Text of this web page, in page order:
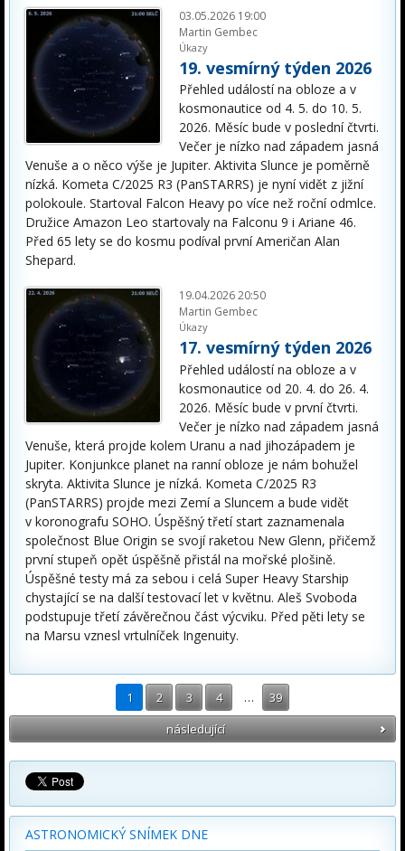
03.05.2026 19:00
Martin Gembec
Úkazy
19. vesmírný týden 2026
Přehled událostí na obloze a v
kosmonautice od 4. 5. do 10. 5.
2026. Měsíc bude v poslední čtvrti.
Večer je nízko nad západem jasná
Venuše a o něco výše je Jupiter. Aktivita Slunce je poměrně
nízká. Kometa C/2025 R3 (PanSTARRS) je nyní vidět z jižní
polokoule. Startoval Falcon Heavy po více než roční odmlce.
Družice Amazon Leo startovaly na Falconu 9 i Ariane 46.
Před 65 lety se do kosmu podíval první Američan Alan
Shepard.
19.04.2026 20:50
Martin Gembec
Úkazy
17. vesmírný týden 2026
Přehled událostí na obloze a v
kosmonautice od 20. 4. do 26. 4.
2026. Měsíc bude v první čtvrti.
Večer je nízko nad západem jasná
Venuše, která projde kolem Uranu a nad jihozápadem je
Jupiter. Konjunkce planet na ranní obloze je nám bohužel
skryta. Aktivita Slunce je nízká. Kometa C/2025 R3
(PanSTARRS) projde mezi Zemí a Sluncem a bude vidět
v koronografu SOHO. Úspěšný třetí start zaznamenala
společnost Blue Origin se svojí raketou New Glenn, přičemž
první stupeň opět úspěšně přistál na mořské plošině.
Úspěšné testy má za sebou i celá Super Heavy Starship
chystající se na další testovací let v květnu. Aleš Svoboda
podstupuje třetí závěrečnou část výcviku. Před pěti lety se
na Marsu vznesl vrtulníček Ingenuity.
1 2 3 4 …
39
následující
ASTRONOMICKÝ SNÍMEK DNE